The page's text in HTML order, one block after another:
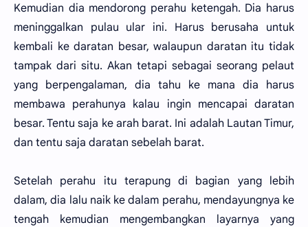
Kemudian dia mendorong perahu ketengah. Dia harus
meninggalkan pulau ular ini. Harus berusaha untuk
kembali ke daratan besar, walaupun daratan itu tidak
tampak dari situ. Akan tetapi sebagai seorang pelaut
yang berpengalaman, dia tahu ke mana dia harus
membawa perahunya kalau ingin mencapai daratan
besar. Tentu saja ke arah barat. Ini adalah Lautan Timur,
dan tentu saja daratan sebelah barat.
Setelah perahu itu terapung di bagian yang lebih
dalam, dia lalu naik ke dalam perahu, mendayungnya ke
tengah kemudian mengembangkan layarnya yang